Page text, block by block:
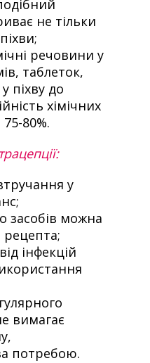
не тільки
речовини у
таблеток,
піхву до
хімічних
80%.
у
засобів можна
рецепта;
інфекцій
вимагає
потребою.